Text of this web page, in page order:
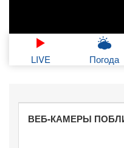
LIVE Погода
ВЕБ-КАМЕРЫ